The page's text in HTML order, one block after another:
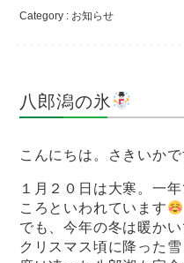
Category : お知らせ
八郎潟の氷
こんにちは。さきいかで
１月２０日は大寒。一
ころといわれています
でも、今年の冬は暖かい
クリスマス頃に降った